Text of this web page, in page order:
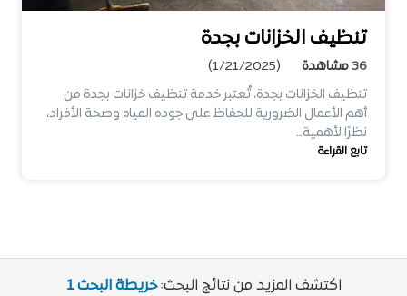
تنظيف الخزانات بجدة
36مشاهدة
(1/21/2025)
تنظيف الخزانات بجدة، تُعتبر خدمة تنظيف خزانات بجدة من
أهم الأعمال الضرورية للحفاظ على جوده المياه وصحة الأفراد،
نظرًا لأهمية…
تابع القراءة
اكتشف المزيد من نتائج البحث:خريطة البحث 1